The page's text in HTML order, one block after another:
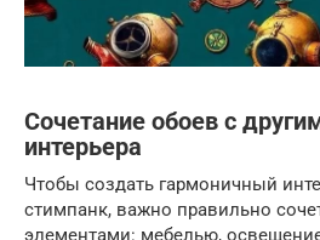
Сочетание обоев с
интерьера
Чтобы создать гармоничный
стимпанк, важно правильно
элементами: мебелью,